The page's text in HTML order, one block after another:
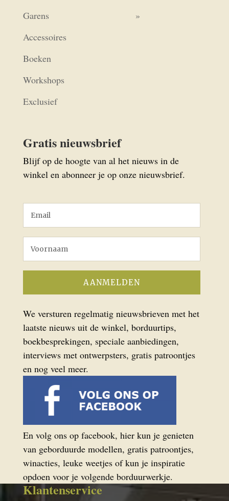
Garens
Accessoires
Boeken
Workshops
Exclusief
Gratis nieuwsbrief
Blijf op de hoogte van al het nieuws in de
winkel en abonneer je op onze nieuwsbrief.
We versturen regelmatig nieuwsbrieven met het
laatste nieuws uit de winkel, borduurtips,
boekbesprekingen, speciale aanbiedingen,
interviews met ontwerpsters, gratis patroontjes
en nog veel meer.
En volg ons op facebook, hier kun je genieten
van geborduurde modellen, gratis patroontjes,
winacties, leuke weetjes of kun je inspiratie
opdoen voor je volgende borduurwerkje.
Klantenservice